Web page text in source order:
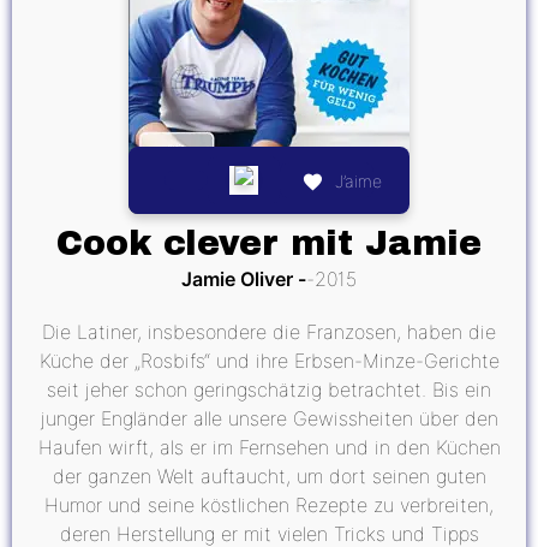
J’aime
Cook clever mit Jamie
Jamie Oliver 2015
Die Latiner, insbesondere die Franzosen, haben die
Küche der „Rosbifs“ und ihre Erbsen-Minze-Gerichte
seit jeher schon geringschätzig betrachtet. Bis ein
junger Engländer alle unsere Gewissheiten über den
Haufen wirft, als er im Fernsehen und in den Küchen
der ganzen Welt auftaucht, um dort seinen guten
Humor und seine köstlichen Rezepte zu verbreiten,
deren Herstellung er mit vielen Tricks und Tipps